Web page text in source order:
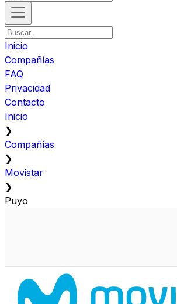
Inicio
Compañías
FAQ
Privacidad
Contacto
Inicio
❯
Compañías
❯
Movistar
❯
Puyo